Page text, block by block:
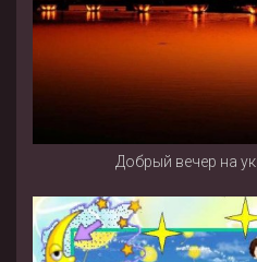
Добрый вечер на